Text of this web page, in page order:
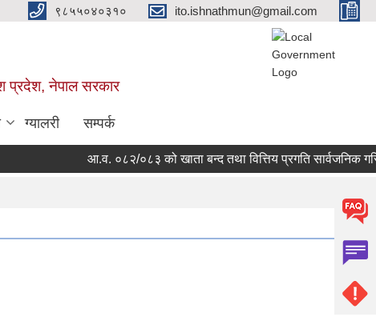
९८५५०४०३१० ito.ishnathmun@gmail.com
प्रदेश, नेपाल सरकार
ग्यालरी सम्पर्क
आ.व. ०८२/०८३ को खाता बन्द तथा वित्तिय प्रगति सार्वजनिक